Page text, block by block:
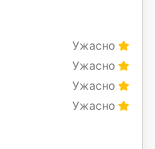
Ужасно
Ужасно
Ужасно
Ужасно